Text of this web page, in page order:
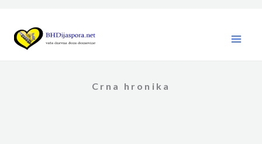
content
Crna hronika